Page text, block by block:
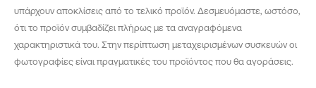
υπάρχουν αποκλίσεις από το τελικό προϊόν. Δεσμευόμαστε, ωστόσο,
ότι το προϊόν συμβαδίζει πλήρως με τα αναγραφόμενα
χαρακτηριστικά του. Στην περίπτωση μεταχειρισμένων συσκευών οι
φωτογραφίες είναι πραγματικές του προϊόντος που θα αγοράσεις.